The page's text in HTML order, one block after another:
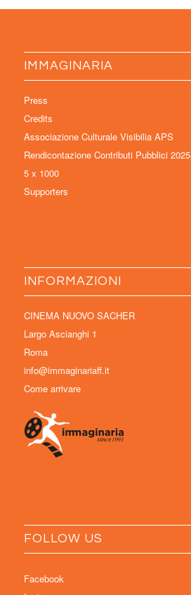
IMMAGINARIA
Press
Credits
Associazione Culturale Visibilia APS
Rendicontazione Contributi Pubblici 2025
5 x 1000
Supporters
INFORMAZIONI
CINEMA NUOVO SACHER
Largo Ascianghi 1
Roma
info@immaginariaff.it
Come arrivare
FOLLOW US
Facebook